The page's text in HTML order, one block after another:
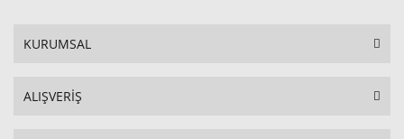
KURUMSAL
ALIŞVERİŞ